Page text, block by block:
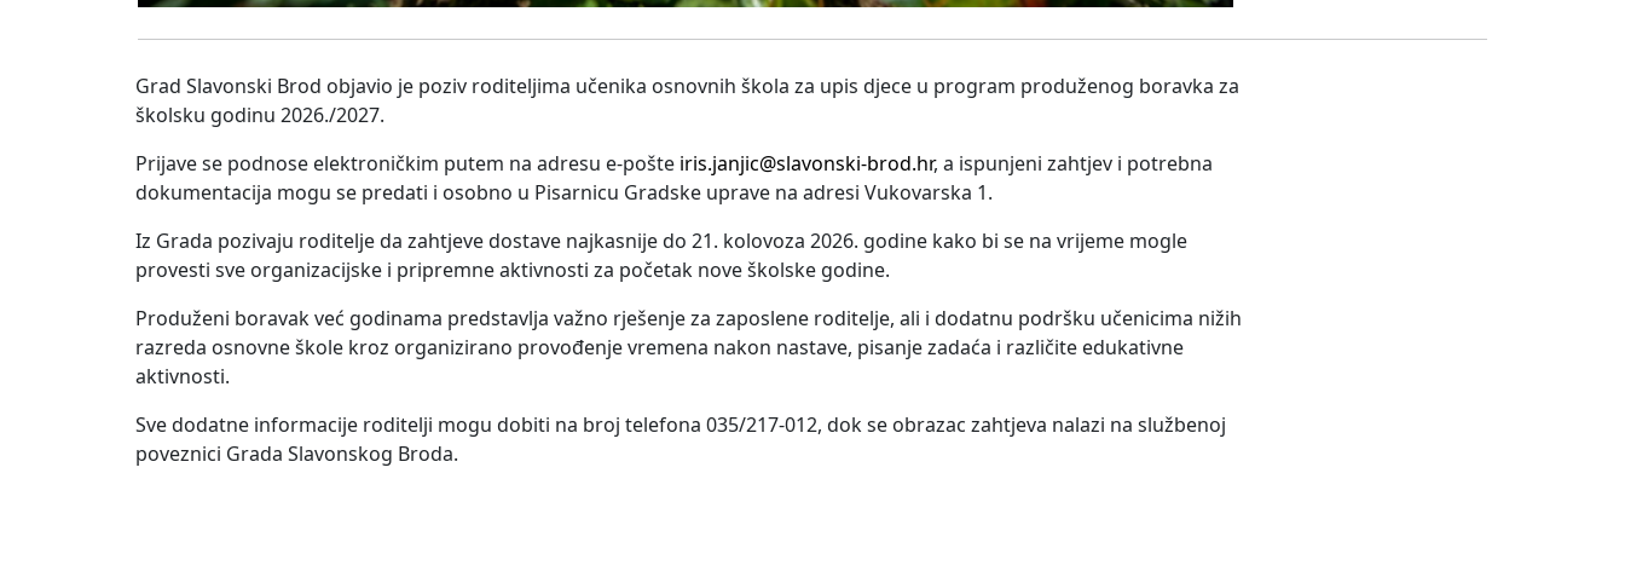
Grad Slavonski Brod objavio je poziv roditeljima učenika osnovnih škola za upis djece u program produženog boravka za
školsku godinu 2026./2027.
Prijave se podnose elektroničkim putem na adresu e-pošte iris.janjic@slavonski-brod.hr, a ispunjeni zahtjev i potrebna
dokumentacija mogu se predati i osobno u Pisarnicu Gradske uprave na adresi Vukovarska 1.
Iz Grada pozivaju roditelje da zahtjeve dostave najkasnije do 21. kolovoza 2026. godine kako bi se na vrijeme mogle
provesti sve organizacijske i pripremne aktivnosti za početak nove školske godine.
Produženi boravak već godinama predstavlja važno rješenje za zaposlene roditelje, ali i dodatnu podršku učenicima nižih
razreda osnovne škole kroz organizirano provođenje vremena nakon nastave, pisanje zadaća i različite edukativne
aktivnosti.
Sve dodatne informacije roditelji mogu dobiti na broj telefona 035/217-012, dok se obrazac zahtjeva nalazi na službenoj
poveznici Grada Slavonskog Broda.